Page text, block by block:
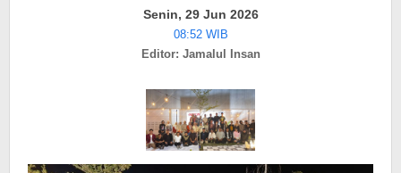
ke
Ruang
Publik
Senin, 29 Jun 2026
08:52 WIB
Editor: Jamalul Insan